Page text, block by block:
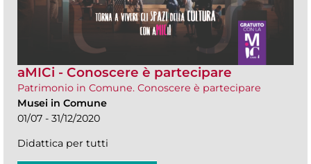
aMICi - Conoscere è partecipare
Patrimonio in Comune. Conoscere è partecipare
Musei in Comune
01/07 - 31/12/2020
Didattica per tutti